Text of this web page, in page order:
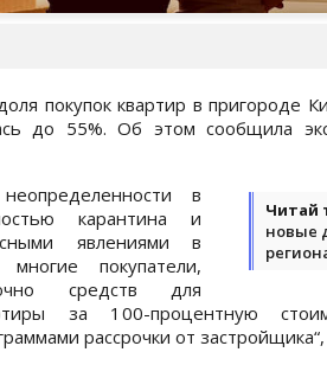
покупок квартир в пригороде
до 55%. Об этом сообщила
Читай
новые
в
карантина и
явлениями в
покупатели,
средств для
за 100-процентную
рассрочки от